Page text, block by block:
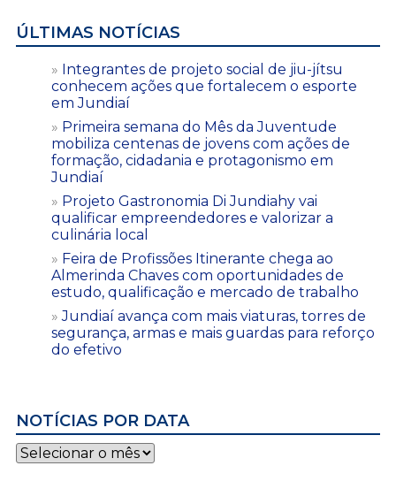
ÚLTIMAS NOTÍCIAS
Integrantes de projeto social de jiu-jítsu
conhecem ações que fortalecem o esporte
em Jundiaí
Primeira semana do Mês da Juventude
mobiliza centenas de jovens com ações de
formação, cidadania e protagonismo em
Jundiaí
Projeto Gastronomia Di Jundiahy vai
qualificar empreendedores e valorizar a
culinária local
Feira de Profissões Itinerante chega ao
Almerinda Chaves com oportunidades de
estudo, qualificação e mercado de trabalho
Jundiaí avança com mais viaturas, torres de
segurança, armas e mais guardas para reforço
do efetivo
NOTÍCIAS POR DATA
Notícias
por